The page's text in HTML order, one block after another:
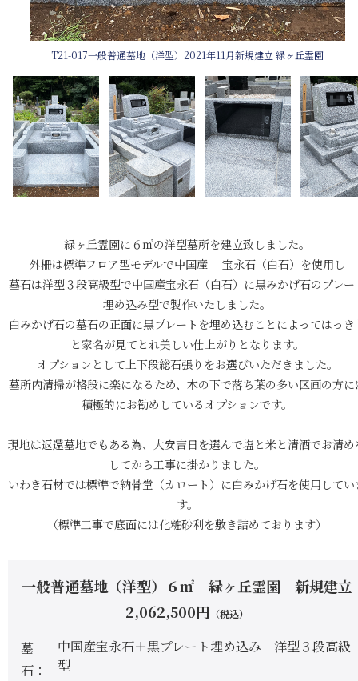
T21-017一般普通墓地（洋型）2021年11月新規建立 緑ヶ丘霊園
緑ヶ丘霊園に６㎡の洋型墓所を建立致しました。
外柵は標準フロア型モデルで中国産 宝永石（白石）を使用し
墓石は洋型３段高級型で中国産宝永石（白石）に黒みかげ石のプレー
埋め込み型で製作いたしました。
白みかげ石の墓石の正面に黒プレートを埋め込むことによってはっき
と家名が見てとれ美しい仕上がりとなります。
オプションとして上下段総石張りをお選びいただきました。
墓所内清掃が格段に楽になるため、木の下で落ち葉の多い区画の方に
積極的にお勧めしているオプションです。
現地は返還墓地でもある為、大安吉日を選んで塩と米と清酒でお清め
してから工事に掛かりました。
いわき石材では標準で納骨堂（カロート）に白みかげ石を使用してい
す。
（標準工事で底面には化粧砂利を敷き詰めております）
一般普通墓地（洋型）６㎡ 緑ヶ丘霊園 新規建立
2,062,500円 （税込）
墓
石
中国産宝永石＋黒プレート埋め込み 洋型３段高級
型